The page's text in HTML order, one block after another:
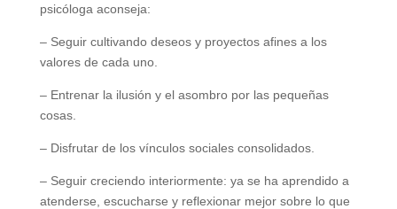
psicóloga aconseja:
– Seguir cultivando deseos y proyectos afines a los
valores de cada uno.
– Entrenar la ilusión y el asombro por las pequeñas
cosas.
– Disfrutar de los vínculos sociales consolidados.
– Seguir creciendo interiormente: ya se ha aprendido a
atenderse, escucharse y reflexionar mejor sobre lo que